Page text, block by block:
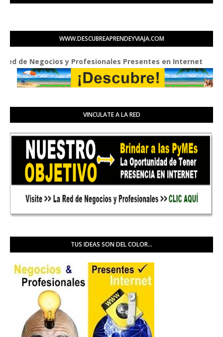
WWW.DESCUBREAPRENDEYVIAJA.COM
Negocios y Profesionales Presentes en Internet
VINCULATE A LA RED
TUS IDEAS SON DEL COLOR...